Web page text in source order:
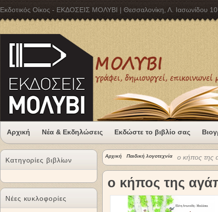
Εκδοτικός Οίκος - ΕΚΔΟΣΕΙΣ ΜΟΛΥΒΙ | Θεσσαλονίκη, Λ. Ιασωνίδου
Αρχική Νέα & Εκδηλώσεις Εκδώστε το βιβλίο σας
Κατηγορίες βιβλίων
Νέες κυκλοφορίες
Αρχική Παιδική λογοτεχνία ο κήπος της
ο κήπος της